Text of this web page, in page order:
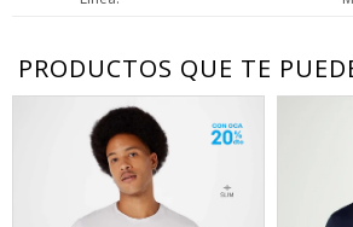
PRODUCTOS QUE TE